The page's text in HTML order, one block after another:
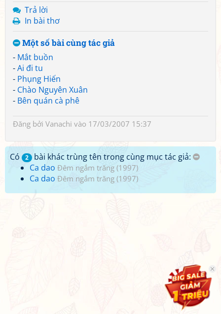
Trả lời
In bài thơ
Một số bài cùng tác giả
- Mắt buồn
-Ai đi tu
- Phụng Hiến
- Chào Nguyên Xuân
- Bên quán cà phê
Đăng bởi Vanachi vào 17/03/2007 15:37
Có 2
bài khác trùng tên trong cùng mục tác giả:
Ca dao Đêm ngắm trăng (1997)
Ca dao Đêm ngắm trăng (1997)